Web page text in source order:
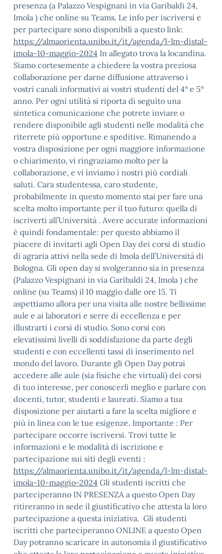
presenza (a Palazzo Vespignani in via Garibaldi 24,
Imola ) che online su Teams. Le info per iscriversi e
per partecipare sono disponibili a questo link:
https://almaorienta.unibo.it/it/agenda/l-lm-distal-
imola-10-maggio-2024 In allegato trova la locandina.
Siamo cortesemente a chiedere la vostra preziosa
collaborazione per darne diffusione attraverso i
vostri canali informativi ai vostri studenti del 4° e 5°
anno. Per ogni utilità si riporta di seguito una
sintetica comunicazione che potrete inviare o
rendere disponibile agli studenti nelle modalità che
riterrete più opportune e speditive. Rimanendo a
vostra disposizione per ogni maggiore informazione
o chiarimento, vi ringraziamo molto per la
collaborazione, e vi inviamo i nostri più cordiali
saluti. Cara studentessa, caro studente,
probabilmente in questo momento stai per fare una
scelta molto importante per il tuo futuro: quella di
iscriverti all’Università . Avere accurate informazioni
è quindi fondamentale: per questo abbiamo il
piacere di invitarti agli Open Day dei corsi di studio
di agraria attivi nella sede di Imola dell’Università di
Bologna. Gli open day si svolgeranno sia in presenza
(Palazzo Vespignani in via Garibaldi 24, Imola ) che
online (su Teams) il 10 maggio dalle ore 15. Ti
aspettiamo allora per una visita alle nostre bellissime
aule e ai laboratori e serre di eccellenza e per
illustrarti i corsi di studio. Sono corsi con
elevatissimi livelli di soddisfazione da parte degli
studenti e con eccellenti tassi di inserimento nel
mondo del lavoro. Durante gli Open Day potrai
accedere alle aule (sia fisiche che virtuali) dei corsi
di tuo interesse, per conoscerli meglio e parlare con
docenti, tutor, studenti e laureati. Siamo a tua
disposizione per aiutarti a fare la scelta migliore e
più in linea con le tue esigenze. Importante : Per
partecipare occorre iscriversi. Trovi tutte le
informazioni e le modalità di iscrizione e
partecipazione sui siti degli eventi :
https://almaorienta.unibo.it/it/agenda/l-lm-distal-
imola-10-maggio-2024 Gli studenti iscritti che
parteciperanno IN PRESENZA a questo Open Day
ritireranno in sede il giustificativo che attesta la loro
partecipazione a questa iniziativa. Gli studenti
iscritti che parteciperanno ONLINE a questo Open
Day potranno scaricare in autonomia il giustificativo